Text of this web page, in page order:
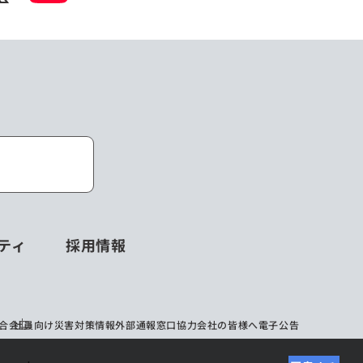
ィ 採用情報
会社員向け災害対策情報外部通報窓口協力会社の皆様へ電子公告